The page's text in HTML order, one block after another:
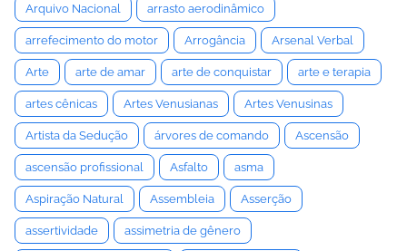
Arquivo Nacional arrasto aerodinâmico
arrefecimento do motor Arrogância Arsenal Verbal
Arte arte de amar arte de conquistar arte e terapia
artes cênicas Artes Venusianas Artes Venusinas
Artista da Sedução árvores de comando Ascensão
ascensão profissional Asfalto asma
Aspiração Natural Assembleia Asserção
assertividade assimetria de gênero